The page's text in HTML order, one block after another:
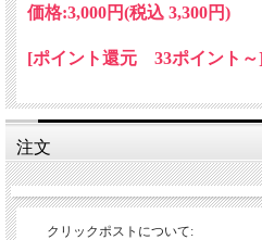
価格:3,000円(税込 3,300円)
[ポイント還元 33ポイント～
注文
クリックポストについて: